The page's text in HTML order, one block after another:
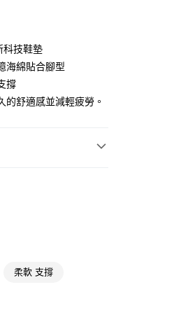
付方式。 讓您購物簡單
連結，可透過四大超商
科技鞋墊
海綿貼合腳型
撐
的舒適感並減輕疲勞。
柔軟 支撐